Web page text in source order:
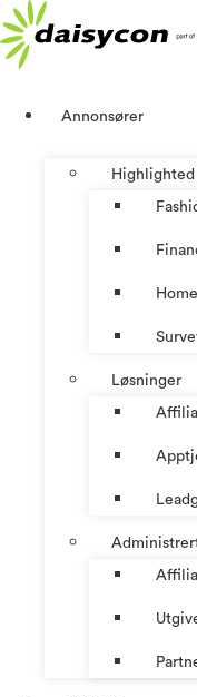
Skip
to
content
Annonsører
Løsninger